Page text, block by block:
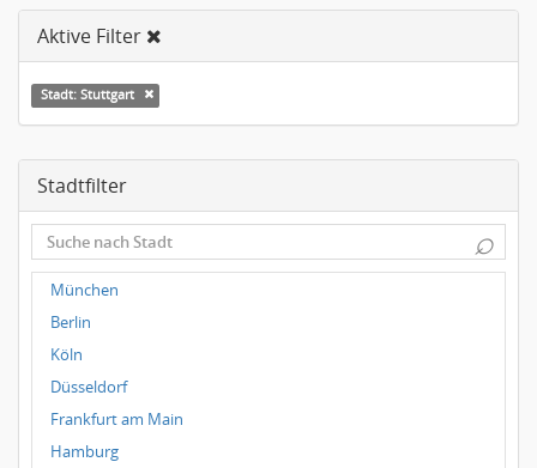
Aktive Filter
Stadt: Stuttgart
Stadtfilter
⌕
München
Berlin
Köln
Düsseldorf
Frankfurt am Main
Hamburg